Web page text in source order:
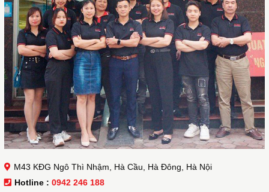
M43 KĐG Ngô Thì Nhậm, Hà Cầu, Hà Đông, Hà Nội
Hotline : 0942 246 188